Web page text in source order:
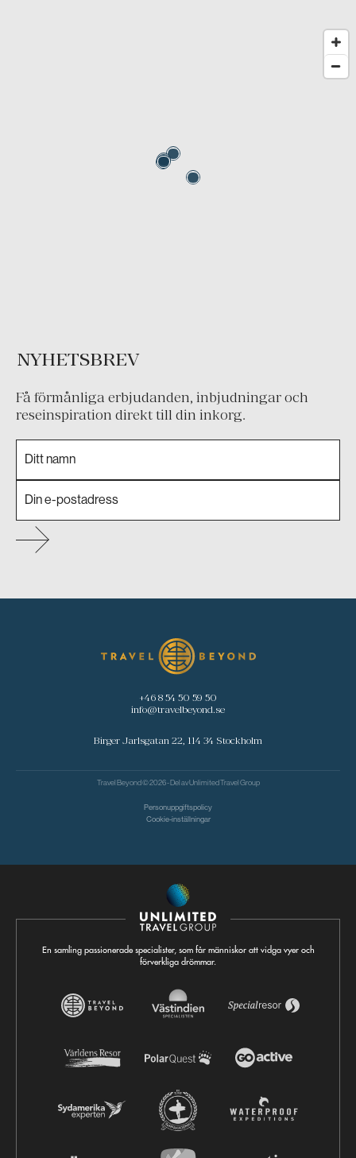
NYHETSBREV
Få förmånliga erbjudanden, inbjudningar och
reseinspiration direkt till din inkorg.
+46 8 54 50 59 50
info@travelbeyond.se
Birger Jarlsgatan 22, 114 34 Stockholm
Travel Beyond © 2026 - Del avUnlimited Travel Group
Personuppgiftspolicy
Cookie-inställningar
En samling passionerade specialister, som får människor att vidga vyer och
förverkliga drömmar.